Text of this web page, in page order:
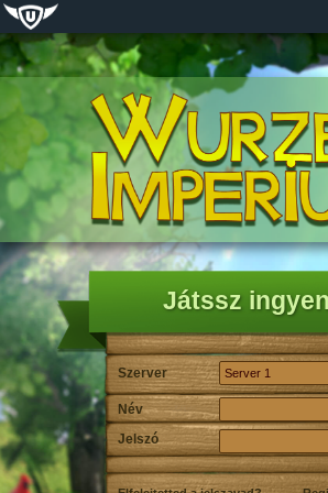
Játssz
Szerver
Név
Jelszó